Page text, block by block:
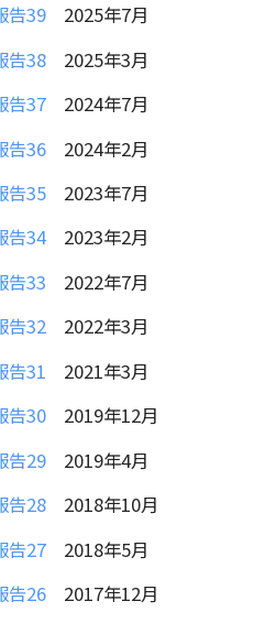
告39 2025年7月
告38 2025年3月
告37 2024年7月
告36 2024年2月
告35 2023年7月
告342023年2月
告33 2022年7月
告32 2022年3月
告31 2021年3月
告30 2019年12月
告29 2019年4月
告28 2018年10月
告27 2018年5月
告26 2017年12月